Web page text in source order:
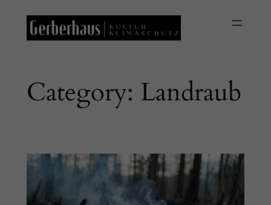
content
Category: Landraub